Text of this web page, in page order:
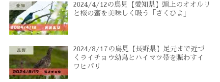
2024/4/12の鳥見【愛知県】頭上のオオルリ
と桜の蜜を美味しく吸う「さくひよ」
2024/8/17の鳥見【長野県】足元まで近づ
くライチョウ幼鳥とハイマツ帯を賑わすイ
ワヒバリ